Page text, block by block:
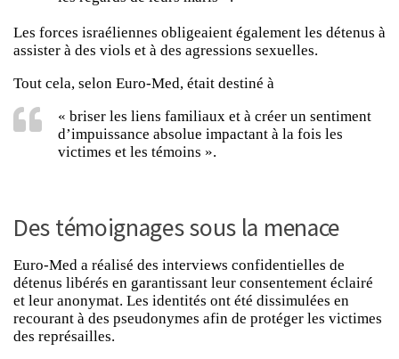
Les forces israéliennes obligeaient également les détenus à
assister à des viols et à des agressions sexuelles.
Tout cela, selon Euro-Med, était destiné à
« briser les liens familiaux et à créer un sentiment
d’impuissance absolue impactant à la fois les
victimes et les témoins ».
Des témoignages sous la menace
Euro-Med a réalisé des interviews confidentielles de
détenus libérés en garantissant leur consentement éclairé
et leur anonymat. Les identités ont été dissimulées en
recourant à des pseudonymes afin de protéger les victimes
des représailles.